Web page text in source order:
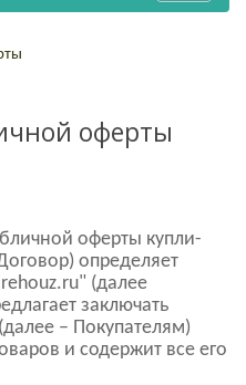
оферты
оферты купли-
определяет
(далее
заключать
– Покупателям)
и содержит все его